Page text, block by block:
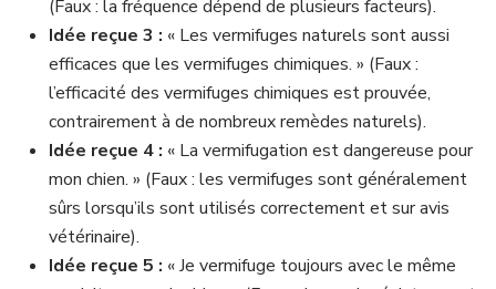
(Faux : la fréquence dépend de plusieurs facteurs).
Idée reçue 3 : « Les vermifuges naturels sont aussi
efficaces que les vermifuges chimiques. » (Faux :
l’efficacité des vermifuges chimiques est prouvée,
contrairement à de nombreux remèdes naturels).
Idée reçue 4 : « La vermifugation est dangereuse pour
mon chien. » (Faux : les vermifuges sont généralement
sûrs lorsqu’ils sont utilisés correctement et sur avis
vétérinaire).
Idée reçue 5 : « Je vermifuge toujours avec le même